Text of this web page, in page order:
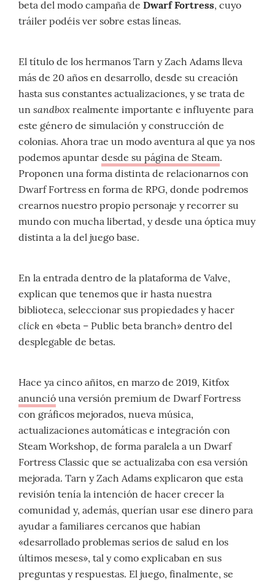
beta del modo campaña de Dwarf Fortress, cuyo
tráiler podéis ver sobre estas líneas.
El título de los hermanos Tarn y Zach Adams lleva
más de 20 años en desarrollo, desde su creación
hasta sus constantes actualizaciones, y se trata de
un sandbox realmente importante e influyente para
este género de simulación y construcción de
colonias. Ahora trae un modo aventura al que ya nos
podemos apuntar desde su página de Steam.
Proponen una forma distinta de relacionarnos con
Dwarf Fortress en forma de RPG, donde podremos
crearnos nuestro propio personaje y recorrer su
mundo con mucha libertad, y desde una óptica muy
distinta a la del juego base.
En la entrada dentro de la plataforma de Valve,
explican que tenemos que ir hasta nuestra
biblioteca, seleccionar sus propiedades y hacer
click en «beta – Public beta branch» dentro del
desplegable de betas.
Hace ya cinco añitos, en marzo de 2019, Kitfox
anunció una versión premium de Dwarf Fortress
con gráficos mejorados, nueva música,
actualizaciones automáticas e integración con
Steam Workshop, de forma paralela a un Dwarf
Fortress Classic que se actualizaba con esa versión
mejorada. Tarn y Zach Adams explicaron que esta
revisión tenía la intención de hacer crecer la
comunidad y, además, querían usar ese dinero para
ayudar a familiares cercanos que habían
«desarrollado problemas serios de salud en los
últimos meses», tal y como explicaban en sus
preguntas y respuestas. El juego, finalmente, se